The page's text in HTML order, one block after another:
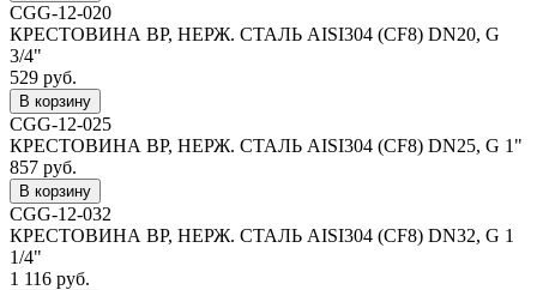
CGG-12-020
КРЕСТОВИНА ВР, НЕРЖ. СТАЛЬ AISI304 (CF8) DN20, G
3/4"
529 руб.
CGG-12-025
КРЕСТОВИНА ВР, НЕРЖ. СТАЛЬ AISI304 (CF8) DN25, G 1"
857 руб.
CGG-12-032
КРЕСТОВИНА ВР, НЕРЖ. СТАЛЬ AISI304 (CF8) DN32, G 1
1/4"
1 116 руб.